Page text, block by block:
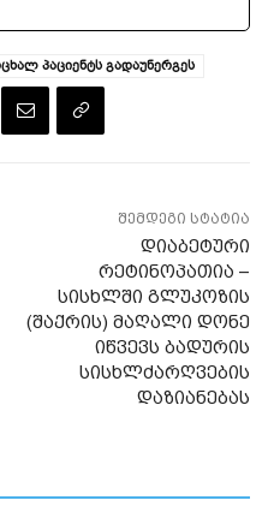
პაციენტს გადაუნერგეს
შემდეგი სტატია
დიაბეტური
რეტინოპათია –
სისხლში გლუკოზის
(შაქრის) მაღალი დონე
იწვევს ბადურის
სისხლძარღვების
დაზიანებას